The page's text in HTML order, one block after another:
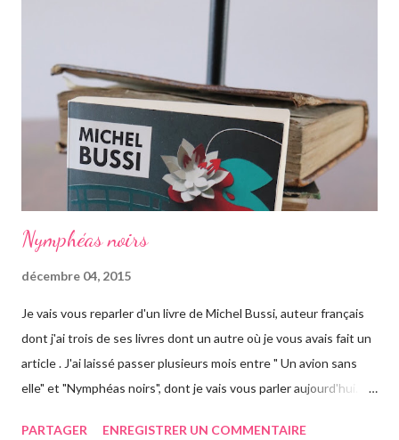
globe. Habituée à voyager, mais jamais seule, ce long courrier lui
faire peur, mais pour autant elle va aller jusqu'au bout. Avant
d'arriver en Australie, elle fait escale plusieurs semaines en
Thaïlande, sur l'île de Krabi, où elle était déjà allée avec sa soeur.
Elle retrouve des personnes qu'elle conn...
Nymphéas noirs
décembre 04, 2015
Je vais vous reparler d'un livre de Michel Bussi, auteur français
dont j'ai trois de ses livres dont un autre où je vous avais fait un
article . J'ai laissé passer plusieurs mois entre " Un avion sans
elle" et "Nymphéas noirs", dont je vais vous parler aujourd'hui.
PARTAGER ENREGISTRER UN COMMENTAIRE